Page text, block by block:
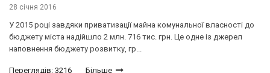
28 січня 2016
У 2015 році завдяки приватизації майна комунальної власності до
бюджету міста надійшло 2 млн. 716 тис. грн. Це одне із джерел
наповнення бюджету розвитку, гр...
Переглядів: 3216 Більше